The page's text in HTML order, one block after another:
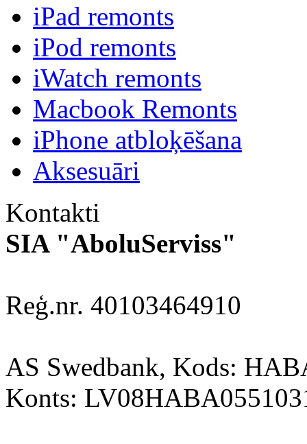
iPad remonts
iPod remonts
iWatch remonts
Macbook Remonts
iPhone atbloķēšana
Aksesuāri
Kontakti
SIA "AboluServiss"
Reģ.nr. 40103464910
AS Swedbank, Kods:
Konts: